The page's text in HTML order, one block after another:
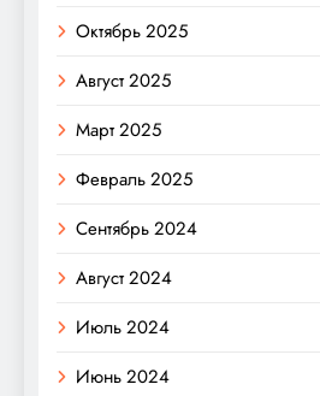
Октябрь 2025
Август 2025
Март 2025
Февраль 2025
Сентябрь 2024
Август 2024
Июль 2024
Июнь 2024